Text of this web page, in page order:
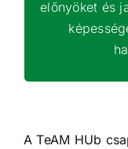
előnyöket és
szolgáló
rétek,
A TeAM HUb